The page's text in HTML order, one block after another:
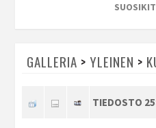
SUOSIKIT
GALLERIA > YLEINEN >
TIEDOSTO